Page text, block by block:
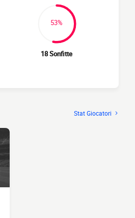
53%
18 Sonfitte
Stat Giocatori